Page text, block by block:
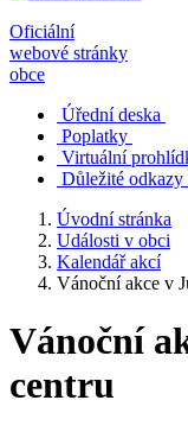
Oficiální
webové stránky
obce
Úřední deska
Poplatky
Virtuální
Důležité odkazy
Úvodní stránka
Události v obci
Kalendář akcí
Vánoční akce v
Vánoční
centru